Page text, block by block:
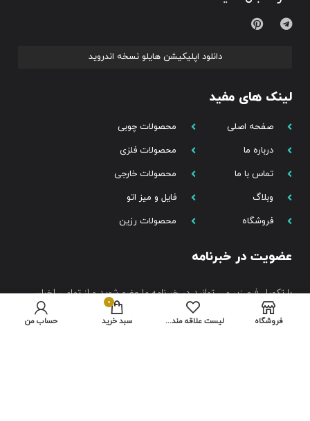
دانلود اپلیکیشن هایلو نسخه اندروید
لینک های مفید
صفحه اصلی
درباره ما
تماس با ما
وبلاگ
فروشگاه
محصولات چوبی
محصولات فلزی
محصولات خارجی
فایل و میز اتو
محصولات رزین
عضویت در خبرنامه
با تکمیل فرم زیر می توانید در خبرنامه ما عضو شوید و از تمامی اخبار،
تخفیفات، معرفی محصولات جدید، کمپین ها و… باخبر شوید.
فروشگاه لیست علاقه مندی ها
0
سبد خرید حساب من